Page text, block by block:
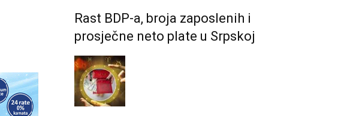
Rast BDP-a, broja zaposlenih i
prosječne neto plate u Srpskoj